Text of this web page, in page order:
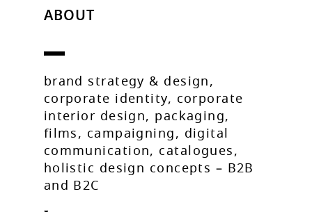
ABOUT
brand strategy & design,
corporate identity, corporate
interior design, packaging,
films, campaigning, digital
communication, catalogues,
holistic design concepts – B2B
and B2C